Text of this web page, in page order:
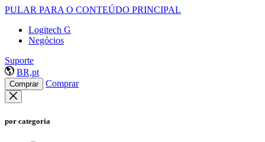
PULAR PARA O CONTEÚDO PRINCIPAL
Logitech G
Negócios
Suporte
BR,pt
Comprar Comprar
por categoria